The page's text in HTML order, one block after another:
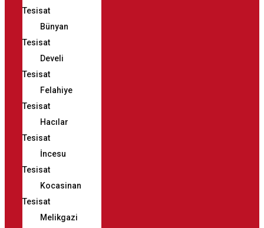
Tesisat
Bünyan
Tesisat
Develi
Tesisat
Felahiye
Tesisat
Hacılar
Tesisat
İncesu
Tesisat
Kocasinan
Tesisat
Melikgazi